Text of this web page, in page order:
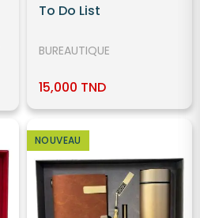
To Do List
BUREAUTIQUE
15,000 TND
NOUVEAU